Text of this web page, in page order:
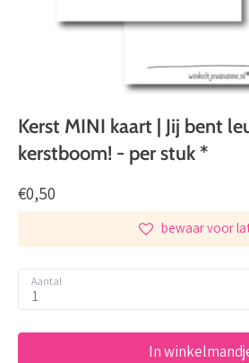
Kerst MINI kaart | Jij bent
kerstboom! - per stuk *
€0,50
bewaar voor
Aantal
1
In